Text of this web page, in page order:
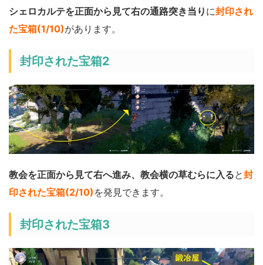
シェロカルテを正面から見て右の通路突き当り に封印され
た宝箱(1/10)があります。
封印された宝箱2
教会を正面から見て右へ進み、教会横の草むらに入ると封
印された宝箱(2/10) を発見できます。
封印された宝箱3